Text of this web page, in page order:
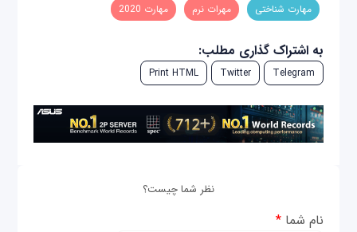
مهارت شناختی مهرات نرم مهارت 2020
به اشتراک گذاری مطلب:
Telegram
Twitter
Print HTML
نظر شما چیست؟
نام شما*